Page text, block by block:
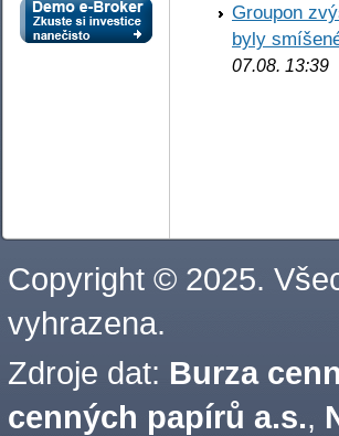
Groupon
byly
07.08. 13:39
Copyright © 2025.
vyhrazena.
Zdroje dat: Burza
cenných papírů a.s.,